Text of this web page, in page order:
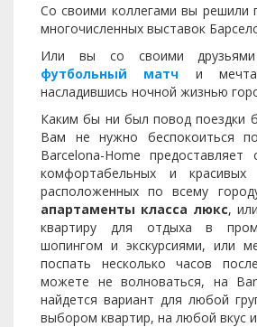
Со своими коллегами вы решили
многочисленных выставок
Или вы со своими
футбольный матч и
насладившись ночной жизнью
Каким бы ни был повод поездки
Вам не нужно беспокоиться
Barcelona-Home
комфортабельных и красивых
расположенных по всему
апартаменты класса люкс,
квартиру для отдыха в
шопингом и экскурсиями, или
поспать несколько часов
можете не волноваться, на
найдется вариант для любой
выбором квартир, на любой вкус